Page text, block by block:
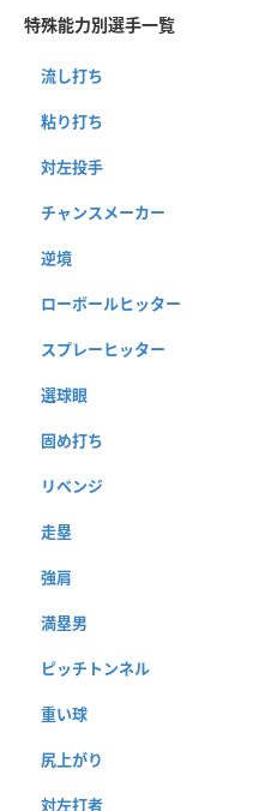
特殊能力別選手一覧
流し打ち
粘り打ち
対左投手
チャンスメーカー
逆境
ローボールヒッター
スプレーヒッター
選球眼
固め打ち
リベンジ
走塁
強肩
満塁男
ピッチトンネル
重い球
尻上がり
対左打者